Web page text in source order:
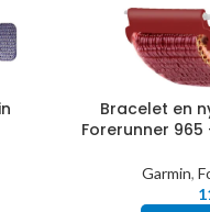
Bracelet en
Forerunner
Garmin,